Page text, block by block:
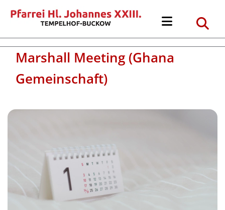
Marshall Meeting (Ghana
Gemeinschaft)